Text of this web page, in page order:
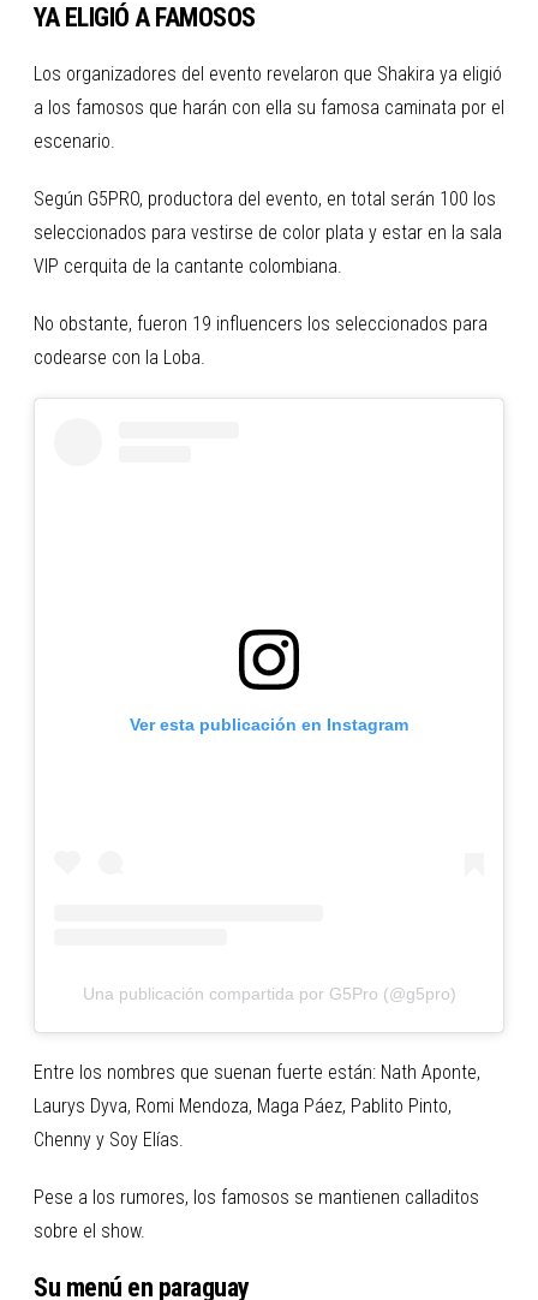
YA ELIGIÓ A FAMOSOS
Los organizadores del evento revelaron que Shakira ya eligió
a los famosos que harán con ella su famosa caminata por el
escenario.
Según G5PRO, productora del evento, en total serán 100 los
seleccionados para vestirse de color plata y estar en la sala
VIP cerquita de la cantante colombiana.
No obstante, fueron 19 influencers los seleccionados para
codearse con la Loba.
Ver esta publicación en Instagram
Una publicación compartida por G5Pro (@g5pro)
Entre los nombres que suenan fuerte están: Nath Aponte,
Laurys Dyva, Romi Mendoza, Maga Páez, Pablito Pinto,
Chenny y Soy Elías.
Pese a los rumores, los famosos se mantienen calladitos
sobre el show.
Su menú en paraguay